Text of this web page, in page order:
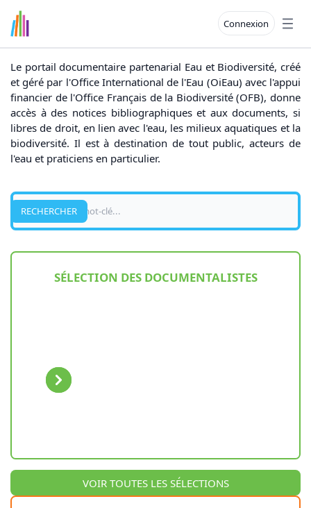
Connexion
Le portail documentaire partenarial Eau et Biodiversité, créé
et géré par l'Office International de l'Eau (OiEau) avec l'appui
financier de l'Office Français de la Biodiversité (OFB), donne
accès à des notices bibliographiques et aux documents, si
libres de droit, en lien avec l'eau, les milieux aquatiques et la
biodiversité. Il est à destination de tout public, acteurs de
l'eau et praticiens en particulier.
Recherche
RECHERCHER
SÉLECTION DES DOCUMENTALISTES
Previous
Next
VOIR TOUTES LES SÉLECTIONS